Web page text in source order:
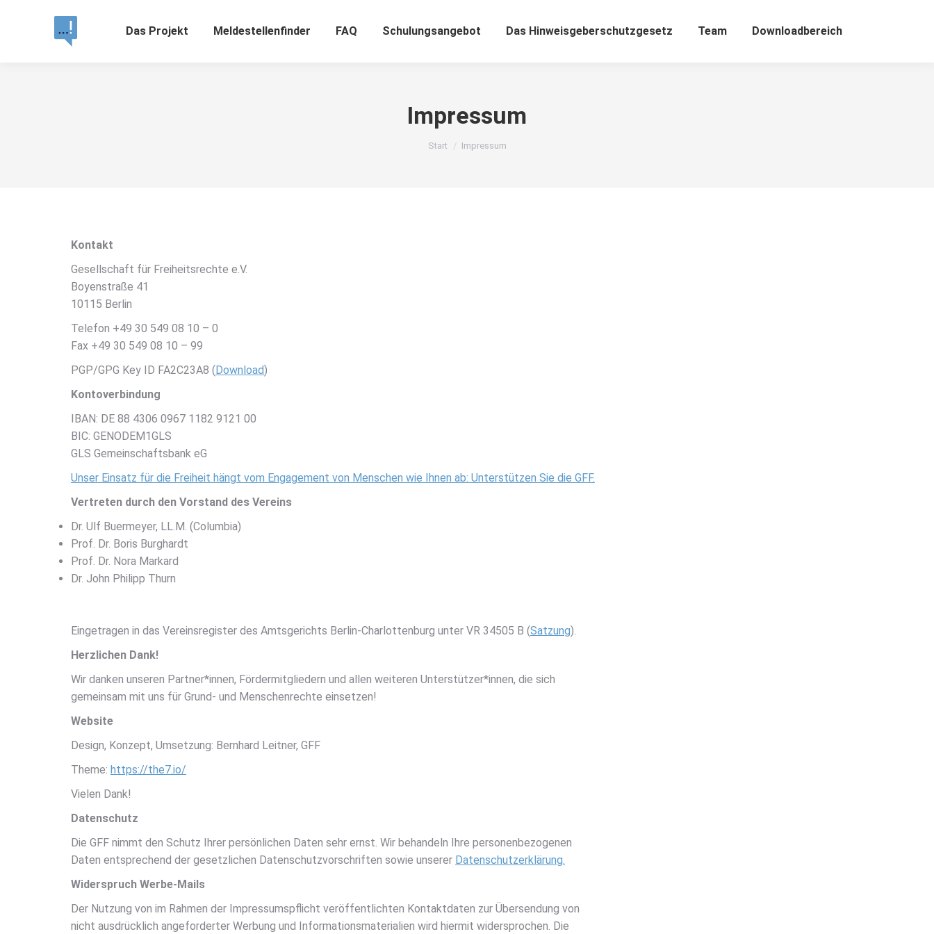
Das Projekt Meldestellenfinder FAQ Schulungsangebot Das Hinweisgeberschutzgesetz Team Downloadbereich
Impressum
Sie befinden sich hier:
Start Impressum
Kontakt
Gesellschaft für Freiheitsrechte e.V.
Boyenstraße 41
10115 Berlin
Telefon +49 30 549 08 10 – 0
Fax +49 30 549 08 10 – 99
PGP/GPG Key ID FA2C23A8 (Download)
Kontoverbindung
IBAN: DE 88 4306 0967 1182 9121 00
BIC: GENODEM1GLS
GLS Gemeinschaftsbank eG
Unser Einsatz für die Freiheit hängt vom Engagement von Menschen wie Ihnen ab: Unterstützen Sie die GFF.
Vertreten durch den Vorstand des Vereins
Dr. Ulf Buermeyer, LL.M. (Columbia)
Prof. Dr. Boris Burghardt
Prof. Dr. Nora Markard
Dr. John Philipp Thurn
Eingetragen in das Vereinsregister des Amtsgerichts Berlin-Charlottenburg unter VR 34505 B (Satzung).
Herzlichen Dank!
Wir danken unseren Partner*innen, Fördermitgliedern und allen weiteren Unterstützer*innen, die sich
gemeinsam mit uns für Grund- und Menschenrechte einsetzen!
Website
Design, Konzept, Umsetzung: Bernhard Leitner, GFF
Theme: https://the7.io/
Vielen Dank!
Datenschutz
Die GFF nimmt den Schutz Ihrer persönlichen Daten sehr ernst. Wir behandeln Ihre personenbezogenen
Daten entsprechend der gesetzlichen Datenschutzvorschriften sowie unserer Datenschutzerklärung.
Widerspruch Werbe-Mails
Der Nutzung von im Rahmen der Impressumspflicht veröffentlichten Kontaktdaten zur Übersendung von
nicht ausdrücklich angeforderter Werbung und Informationsmaterialien wird hiermit widersprochen. Die